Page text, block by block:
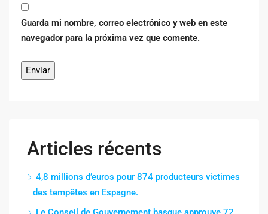
Guarda mi nombre, correo electrónico y web en este
navegador para la próxima vez que comente.
Articles récents
4,8 millions d’euros pour 874 producteurs victimes
des tempêtes en Espagne.